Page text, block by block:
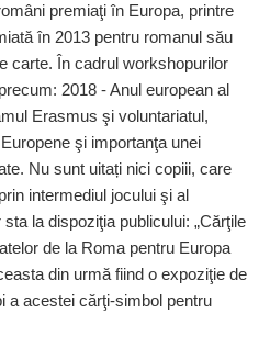
premiaţi în Europa, printre
în 2013 pentru romanul său
carte. În cadrul work­shopurilor
2018 - Anul european al
Erasmus şi voluntariatul,
şi importanţa unei
Nu sunt uitați nici copiii, care
intermediul jocului şi al
la dispoziţia publicului: „Cărţile
de la Roma pentru Europa
din urmă fiind o expoziţie de
a acestei cărţi-simbol pentru